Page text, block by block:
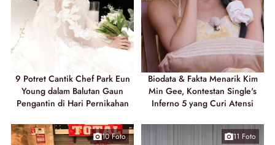
9 Potret Cantik Chef Park Eun
Young dalam Balutan Gaun
Pengantin di Hari Pernikahan
Biodata & Fakta Menarik Kim
Min Gee, Kontestan Single's
Inferno 5 yang Curi Atensi
10 Foto 11 Foto